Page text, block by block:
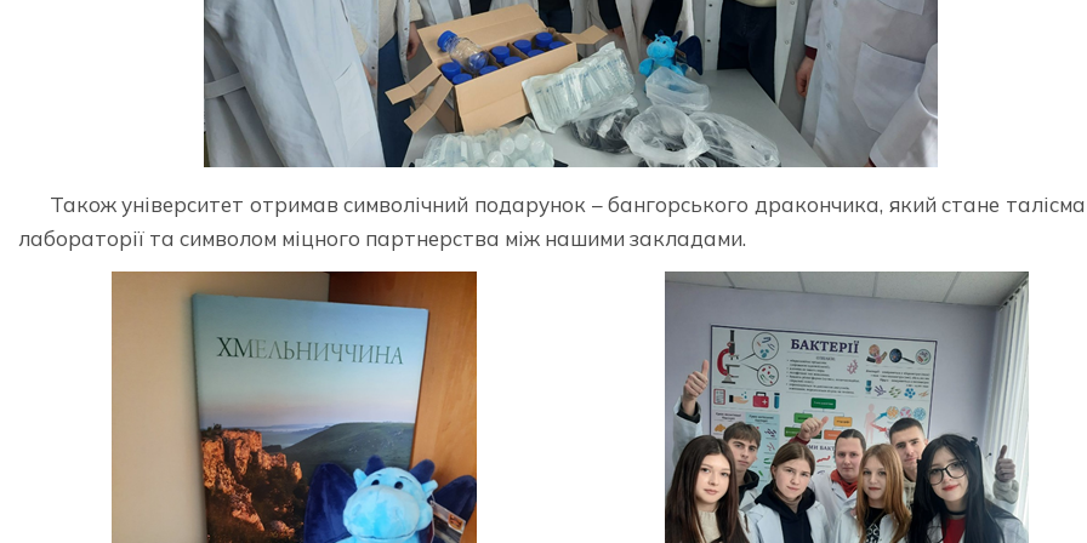
Також університет отримав символічний подарунок – бангорського дракончика, який стане
лабораторії та символом міцного партнерства між нашими закладами.